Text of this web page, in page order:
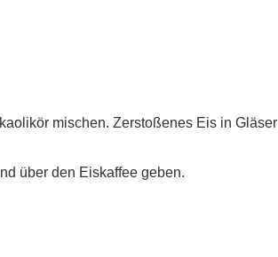
mischen. Zerstoßenes Eis in
über den Eiskaffee geben.